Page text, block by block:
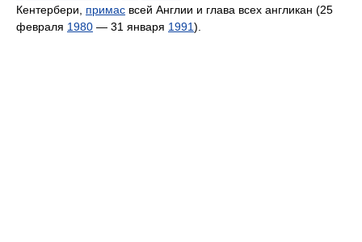
Кентербери, примас всей Англии и глава всех англикан (25
февраля 1980 — 31 января 1991).